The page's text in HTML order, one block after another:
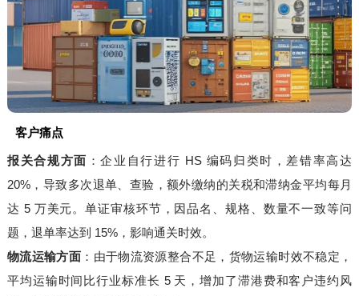
客户痛点
报关合规方面 ：企业自行进行 HS 编码归类时，差错率高达
20%，导致多次退单、查验，额外缴纳的关税和滞纳金平均每月
达 5 万美元。单证审核环节，因品名、规格、数量不一致等问
题，退单率达到 15%，影响通关时效。
物流运输方面 ：由于物流资源整合不足，货物运输时效不稳定，
平均运输时间比行业标准长 5 天，增加了滞港费和客户违约风